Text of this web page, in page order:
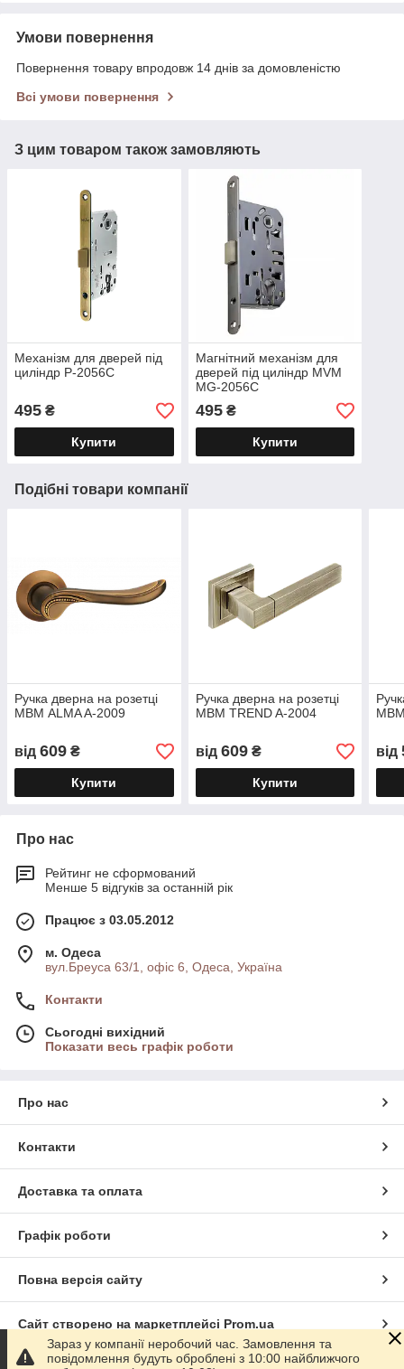
Умови повернення
Повернення товару впродовж 14 днів за домовленістю
Всі умови повернення
З цим товаром також замовляють
Механізм для дверей під
циліндр P-2056C
495 ₴
Купити
Магнітний механізм для
дверей під циліндр MVM
MG-2056C
495₴
Купити
Подібні товари компанії
Ручка дверна на розетці
МВМ ALMA A-2009
від 609 ₴
Купити
Ручка дверна на розетці
МВМ TREND A-2004
від 609₴
Купити
МВМ
від
Про нас
Рейтинг не сформований
Менше 5 відгуків за останній рік
Працює з 03.05.2012
м. Одеса
вул.Бреуса 63/1, офіс 6, Одеса, Україна
Контакти
Сьогодні вихідний
Показати весь графік роботи
Про нас
Контакти
Доставка та оплата
Графік роботи
Повна версія сайту
Сайт створено на маркетплейсі Prom.ua
Зараз у компанії неробочий час. Замовлення та
повідомлення будуть оброблені з 10:00 найближчого